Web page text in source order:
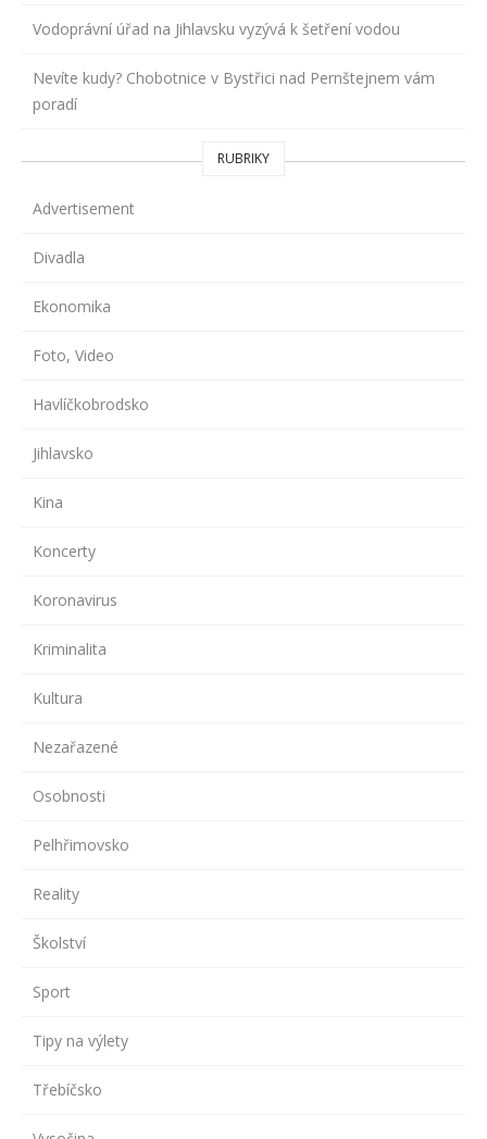
Vodoprávní úřad na Jihlavsku vyzývá k šetření vodou
Nevíte kudy? Chobotnice v Bystřici nad Pernštejnem vám
poradí
RUBRIKY
Advertisement
Divadla
Ekonomika
Foto, Video
Havlíčkobrodsko
Jihlavsko
Kina
Koncerty
Koronavirus
Kriminalita
Kultura
Nezařazené
Osobnosti
Pelhřimovsko
Reality
Školství
Sport
Tipy na výlety
Třebíčsko